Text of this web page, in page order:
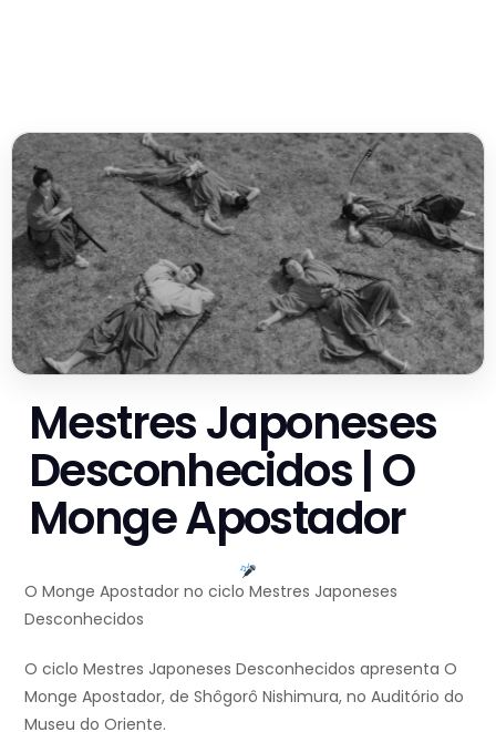
Mestres Japoneses
Desconhecidos | O
Monge Apostador
O Monge Apostador no ciclo Mestres Japoneses
Desconhecidos
O ciclo Mestres Japoneses Desconhecidos apresenta O
Monge Apostador, de Shôgorô Nishimura, no Auditório do
Museu do Oriente.